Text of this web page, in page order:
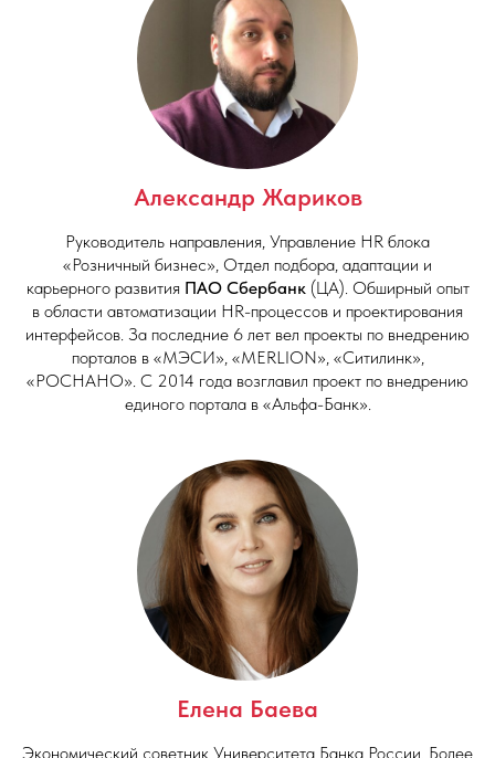
Александр Жариков
Руководитель направления, Управление HR блока
«Розничный бизнес», Отдел подбора, адаптации и
карьерного развития ПАО Сбербанк (ЦА). Обширный опыт
в области автоматизации HR-процессов и проектирования
интерфейсов. За последние 6 лет вел проекты по внедрению
порталов в «МЭСИ», «MERLION», «Ситилинк»,
«РОСНАНО». С 2014 года возглавил проект по внедрению
единого портала в «Альфа-Банк».
Елена Баева
Экономический советник Университета Банка России. Более